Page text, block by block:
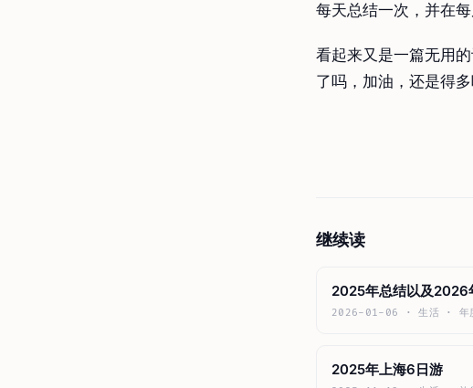
每天总结一次，并在
看起来又是一篇无用
了吗，加油，还是得多
继续读
2025年总结以及2026
2026-01-06 · 生活 · 年
2025年上海6日游